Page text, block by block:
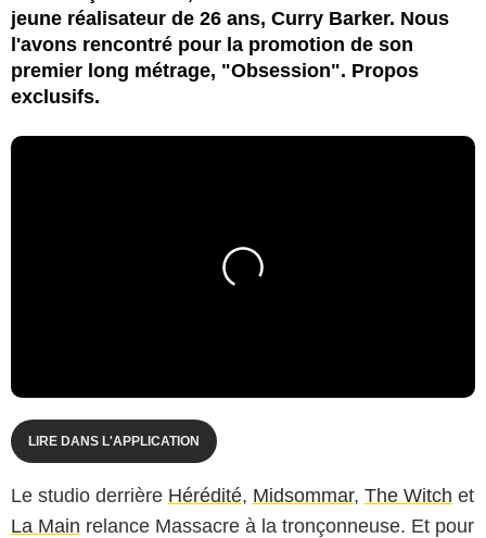
jeune réalisateur de 26 ans, Curry Barker. Nous
l'avons rencontré pour la promotion de son
premier long métrage, "Obsession". Propos
exclusifs.
LIRE DANS L'APPLICATION
Le studio derrière Hérédité, Midsommar, The Witch et
La Main relance Massacre à la tronçonneuse. Et pour